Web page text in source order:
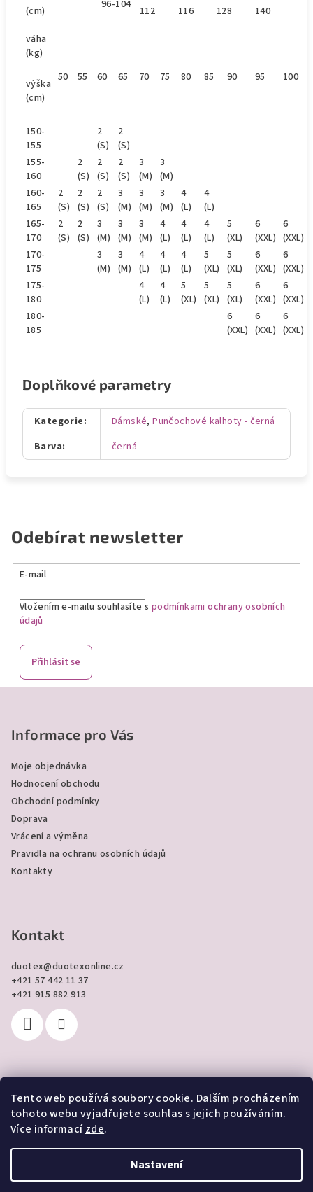
Tento web používá soubory cookie. Dalším procházením
tohoto webu vyjadřujete souhlas s jejich používáním.
Více informacízde.
Nastavení
(cm)
96-104
112
116
128
140
váha
(kg)
výška
(cm)
50 55 60 65 70 75 80 85 90 95 100
150-
155
2
(S)
2
(S)
155-
160
2
(S)
2
(S)
2
(S)
3
(M)
3
(M)
160-
165
2
(S)
2
(S)
2
(S)
3
(M)
3
(M)
3
(M)
4
(L)
4
(L)
165-
170
2
(S)
2
(S)
3
(M)
3
(M)
3
(M)
4
(L)
4
(L)
4
(L)
5
(XL)
6
(XXL)
6
(XXL)
170-
175
3
(M)
3
(M)
4
(L)
4
(L)
4
(L)
5
(XL)
5
(XL)
6
(XXL)
6
(XXL)
175-
180
4
(L)
4
(L)
5
(XL)
5
(XL)
5
(XL)
6
(XXL)
6
(XXL)
180-
185
6
(XXL)
6
(XXL)
6
(XXL)
Doplňkové parametry
Kategorie: Dámské,Punčochové kalhoty - černá
Barva: černá
Odebírat newsletter
E-mail
Vložením e-mailu souhlasíte s podmínkami ochrany osobních
údajů
Přihlásit se
Informace pro Vás
Moje objednávka
Hodnocení obchodu
Obchodní podmínky
Doprava
Vrácení a výměna
Pravidla na ochranu osobních údajů
Kontakty
Kontakt
duotex@duotexonline.cz
+421 57 442 11 37
+421 915 882 913
Přijímáme online platby